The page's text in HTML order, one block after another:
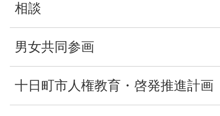
相談
男女共同参画
十日町市人権教育・啓発推進計画